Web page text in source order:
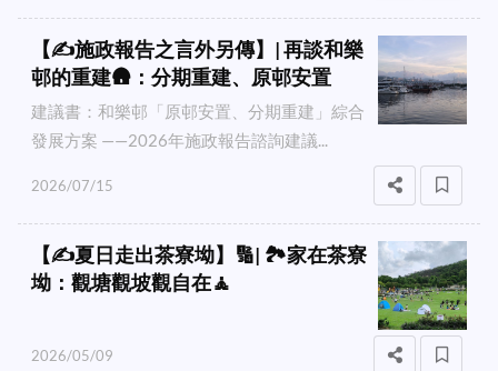
【✍️施政報告之言外另傳】| 再談和樂
邨的重建🛖：分期重建、原邨安置
建議書：和樂邨「原邨安置、分期重建」綜合
發展方案 ——2026年施政報告諮詢建議...
2026/07/15
【✍️夏日走出茶寮坳】🔢| 🏞️家在茶寮
坳：觀塘觀坡觀自在🧘
2026/05/09